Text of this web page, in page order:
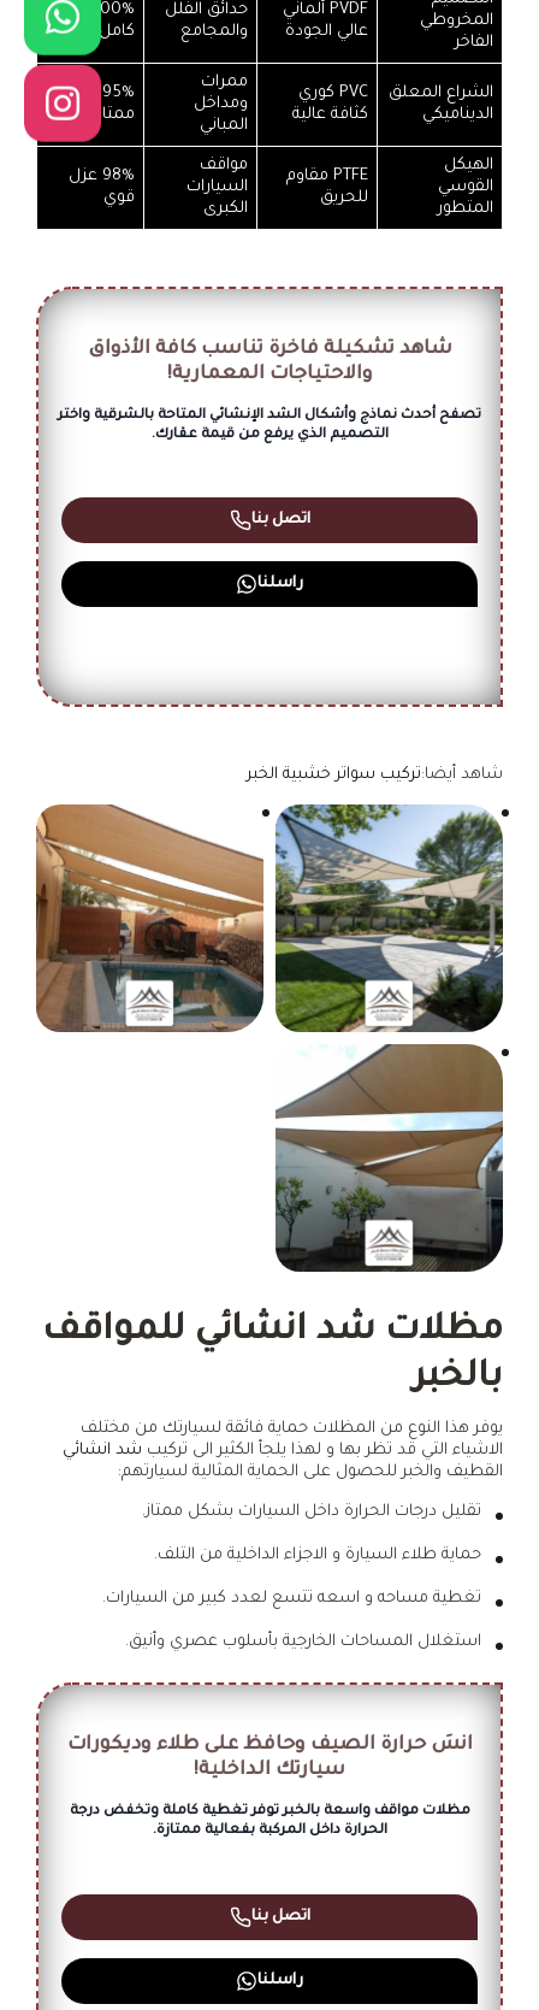
المخروطي
الفاخر
PVDF ألماني
عالي الجودة
حدائق الفلل
والمجامع
100% عزل
كامل
الشراع المعلق
الديناميكي
PVC كوري
كثافة عالية
ممرات
ومداخل
المباني
95% عزل
ممتاز
الهيكل
القوسي
المتطور
PTFE مقاوم
للحريق
مواقف
السيارات
الكبرى
98% عزل
قوي
شاهد تشكيلة فاخرة تناسب كافة الأذواق
والاحتياجات المعمارية!
تصفح أحدث نماذج وأشكال الشد الإنشائي المتاحة بالشرقية واختر
التصميم الذي يرفع من قيمة عقارك.
اتصل بنا
راسلنا
شاهد أيضا:تركيب سواتر خشبية الخبر
مظلات شد انشائي للمواقف
بالخبر
يوفر هذا النوع من المظلات حماية فائقة لسيارتك من مختلف
الاشياء التي قد تظر بها و لهذا يلجأ الكثير الى تركيب شد انشائي
القطيف والخبر للحصول على الحماية المثالية لسيارتهم:
تقليل درجات الحرارة داخل السيارات بشكل ممتاز.
حماية طلاء السيارة و الاجزاء الداخلية من التلف.
تغطية مساحه و اسعه تتسع لعدد كبير من السيارات.
استغلال المساحات الخارجية بأسلوب عصري وأنيق.
انسَ حرارة الصيف وحافظ على طلاء وديكورات
سيارتك الداخلية!
مظلات مواقف واسعة بالخبر توفر تغطية كاملة وتخفض درجة
الحرارة داخل المركبة بفعالية ممتازة.
اتصل بنا
راسلنا